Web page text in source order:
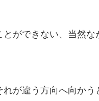
ができない、当然な
が違う方向へ向か